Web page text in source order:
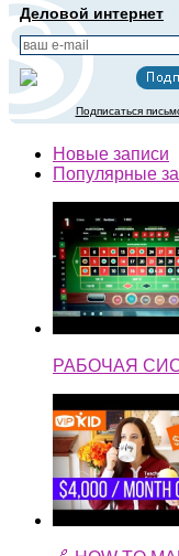
Деловой интернет
Подписаться
Новые записи
Популярные
РАБОЧАЯ